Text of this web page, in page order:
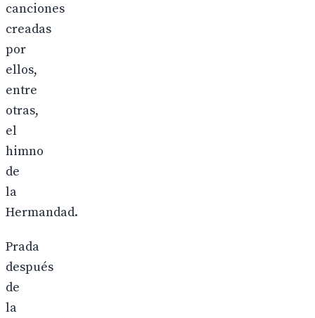
canciones
creadas
por
ellos,
entre
otras,
el
himno
de
la
Hermandad.
Prada
después
de
la